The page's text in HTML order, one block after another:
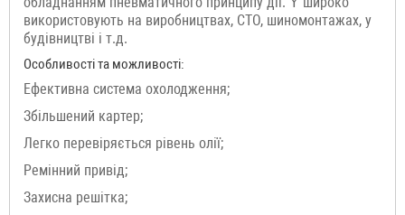
використовують на виробництвах, СТО, шиномонтажах, у
будівництві і т.д.
Особливості та можливості:
Ефективна система охолодження;
Збільшений картер;
Легко перевіряється рівень олії;
Ремінний привід;
Захисна решітка;